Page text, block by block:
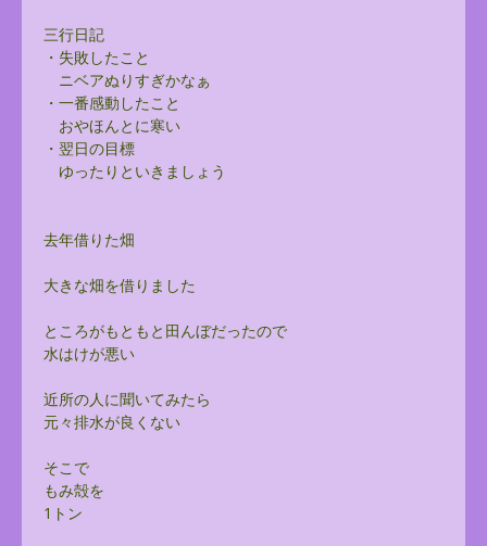
三行日記
・失敗したこと
ニベアぬりすぎかなぁ
・一番感動したこと
おやほんとに寒い
・翌日の目標
ゆったりといきましょう
去年借りた畑
大きな畑を借りました
ところがもともと田んぼだったので
水はけが悪い
近所の人に聞いてみたら
元々排水が良くない
そこで
もみ殻を
1トン